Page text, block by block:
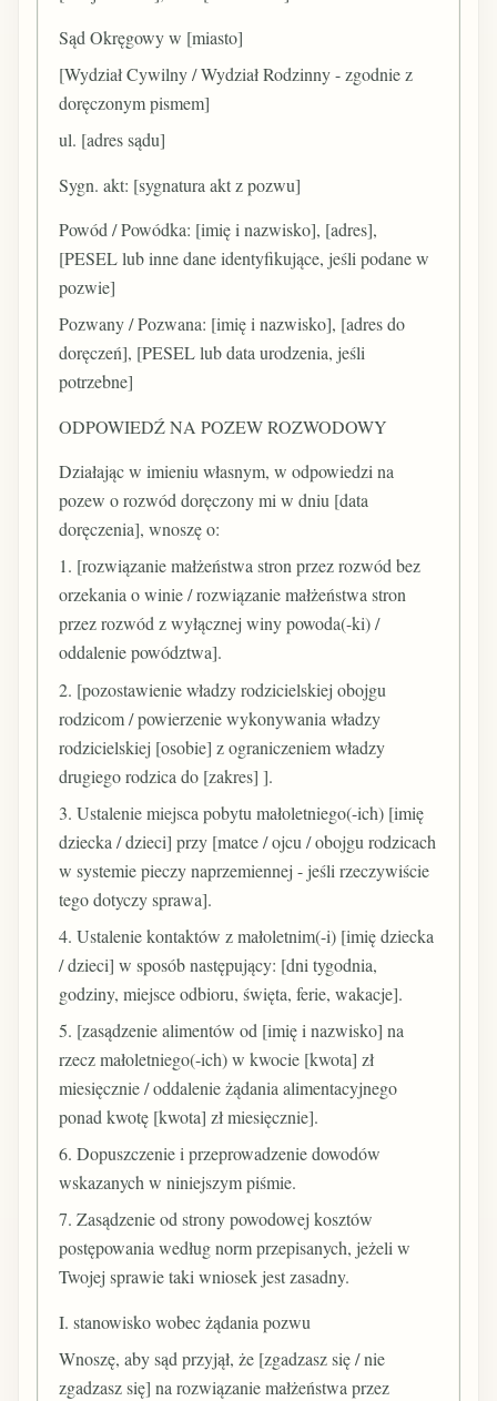
Sąd Okręgowy w [miasto]
[Wydział Cywilny / Wydział Rodzinny - zgodnie z
doręczonym pismem]
ul. [adres sądu]
Sygn. akt: [sygnatura akt z pozwu]
Powód / Powódka: [imię i nazwisko], [adres],
[PESEL lub inne dane identyfikujące, jeśli podane w
pozwie]
Pozwany / Pozwana: [imię i nazwisko], [adres do
doręczeń], [PESEL lub data urodzenia, jeśli
potrzebne]
ODPOWIEDŹ NA POZEW ROZWODOWY
Działając w imieniu własnym, w odpowiedzi na
pozew o rozwód doręczony mi w dniu [data
doręczenia], wnoszę o:
1. [rozwiązanie małżeństwa stron przez rozwód bez
orzekania o winie / rozwiązanie małżeństwa stron
przez rozwód z wyłącznej winy powoda(-ki) /
oddalenie powództwa].
2. [pozostawienie władzy rodzicielskiej obojgu
rodzicom / powierzenie wykonywania władzy
rodzicielskiej [osobie] z ograniczeniem władzy
drugiego rodzica do [zakres] ].
3. Ustalenie miejsca pobytu małoletniego(-ich) [imię
dziecka / dzieci] przy [matce / ojcu / obojgu rodzicach
w systemie pieczy naprzemiennej - jeśli rzeczywiście
tego dotyczy sprawa].
4. Ustalenie kontaktów z małoletnim(-i) [imię dziecka
/ dzieci] w sposób następujący: [dni tygodnia,
godziny, miejsce odbioru, święta, ferie, wakacje].
5. [zasądzenie alimentów od [imię i nazwisko] na
rzecz małoletniego(-ich) w kwocie [kwota] zł
miesięcznie / oddalenie żądania alimentacyjnego
ponad kwotę [kwota] zł miesięcznie].
6. Dopuszczenie i przeprowadzenie dowodów
wskazanych w niniejszym piśmie.
7. Zasądzenie od strony powodowej kosztów
postępowania według norm przepisanych, jeżeli w
Twojej sprawie taki wniosek jest zasadny.
I. stanowisko wobec żądania pozwu
Wnoszę, aby sąd przyjął, że [zgadzasz się / nie
zgadzasz się] na rozwiązanie małżeństwa przez